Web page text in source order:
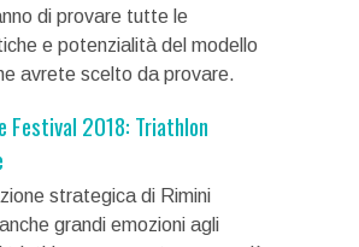
di provare tutte le
e potenzialità del modello
avrete scelto da provare.
Festival 2018: Triathlon
strategica di Rimini
grandi emozioni agli